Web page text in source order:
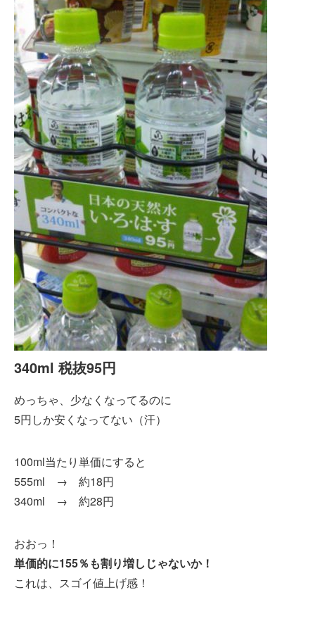
340ml 税抜95円
めっちゃ、少なくなってるのに
5円しか安くなってない（汗）
100ml当たり単価にすると
555ml → 約18円
340ml → 約28円
おおっ！
単価的に155％も割り増しじゃないか！
これは、スゴイ値上げ感！